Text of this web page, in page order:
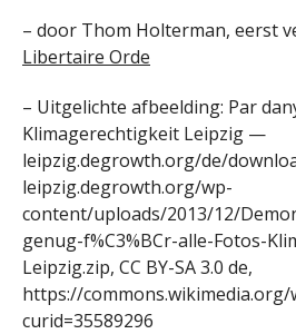
– door Thom Holterman, eerst
Libertaire Orde
– Uitgelichte afbeelding: Par
Klimagerechtigkeit Leipzig —
leipzig.degrowth.org/de/
leipzig.degrowth.org/wp-
content/uploads/2013/12/
genug-f%C3%BCr-alle-Fotos-
Leipzig.zip, CC BY-SA 3.0 de,
https://commons.wikimedia.org/
curid=35589296